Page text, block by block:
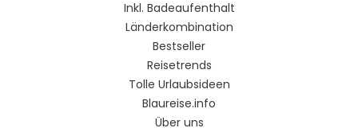
Inkl. Badeaufenthalt
Länderkombination
Bestseller
Reisetrends
Tolle Urlaubsideen
Blaureise.info
Über uns